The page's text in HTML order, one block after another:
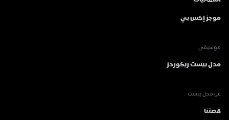
موجز إكس بي
موسيقى
مدل بيست ريكوردز
عن مدل بيست
قصتنا